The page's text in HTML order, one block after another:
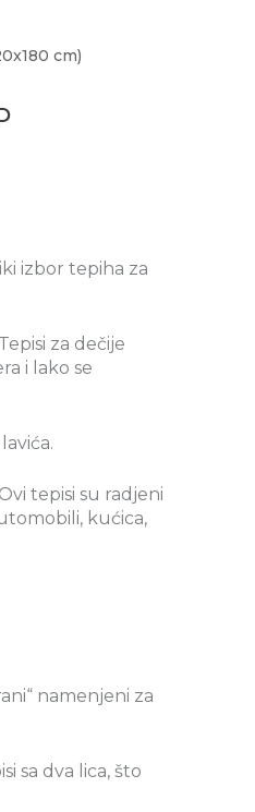
cm)
izbor tepiha za
za dečije
i lako se
tepisi su radjeni
kućica,
namenjeni za
sa dva lica, što